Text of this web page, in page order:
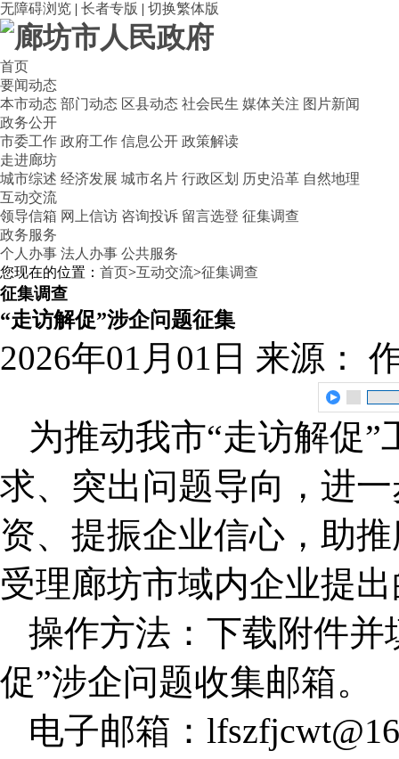
无障碍浏览 | 长者专版 | 切换繁体版
首页
要闻动态
本市动态 部门动态 区县动态 社会民生 媒体关注 图片新闻
政务公开
市委工作 政府工作 信息公开 政策解读
走进廊坊
城市综述 经济发展 城市名片 行政区划 历史沿革 自然地理
互动交流
领导信箱 网上信访 咨询投诉 留言选登 征集调查
政务服务
个人办事 法人办事 公共服务
您现在的位置： 首页>互动交流>征集调查
征集调查
“走访解促”涉企问题征集
2026年01月01日 来源：
为推动我市“走访解促
求、突出问题导向，进
资、提振企业信心，助
受理廊坊市域内企业提
操作方法：下载附件
促”涉企问题收集邮箱。
电子邮箱：